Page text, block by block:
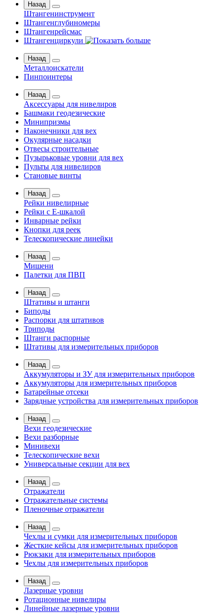
Назад
Штангенинструмент
Штангенглубиномеры
Штангенрейсмас
Штангенциркули
Назад
Металлоискатели
Пинпоинтеры
Назад
Аксессуары для нивелиров
Башмаки геодезические
Минипризмы
Наконечники для вех
Окулярные насадки
Отвесы строительные
Пузырьковые уровни для вех
Пульты для нивелиров
Становые винты
Назад
Рейки нивелирные
Рейки с Е-шкалой
Инварные рейки
Кнопки для реек
Телескопические линейки
Назад
Мишени
Палетки для ПВП
Назад
Штативы и штанги
Биподы
Распорки для штативов
Триподы
Штанги распорные
Штативы для измерительных приборов
Назад
Аккумуляторы и ЗУ для измерительных приборов
Аккумуляторы для измерительных приборов
Батарейные отсеки
Зарядные устройства для измерительных приборов
Назад
Вехи геодезические
Вехи разборные
Минивехи
Телескопические вехи
Универсальные секции для вех
Назад
Отражатели
Отражательные системы
Пленочные отражатели
Назад
Чехлы и сумки для измерительных приборов
Жесткие кейсы для измерительных приборов
Рюкзаки для измерительных приборов
Чехлы для измерительных приборов
Назад
Лазерные уровни
Ротационные нивелиры
Линейные лазерные уровни